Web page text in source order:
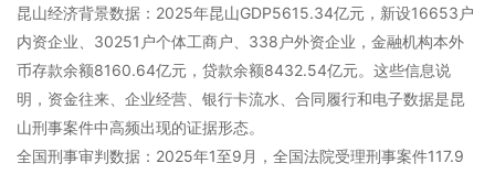
昆山经济背景数据：2025年昆山GDP5615.34亿元，新设16653户
内资企业、30251户个体工商户、338户外资企业，金融机构本外
币存款余额8160.64亿元，贷款余额8432.54亿元。这些信息说
明，资金往来、企业经营、银行卡流水、合同履行和电子数据是昆
山刑事案件中高频出现的证据形态。
全国刑事审判数据：2025年1至9月，全国法院受理刑事案件117.9